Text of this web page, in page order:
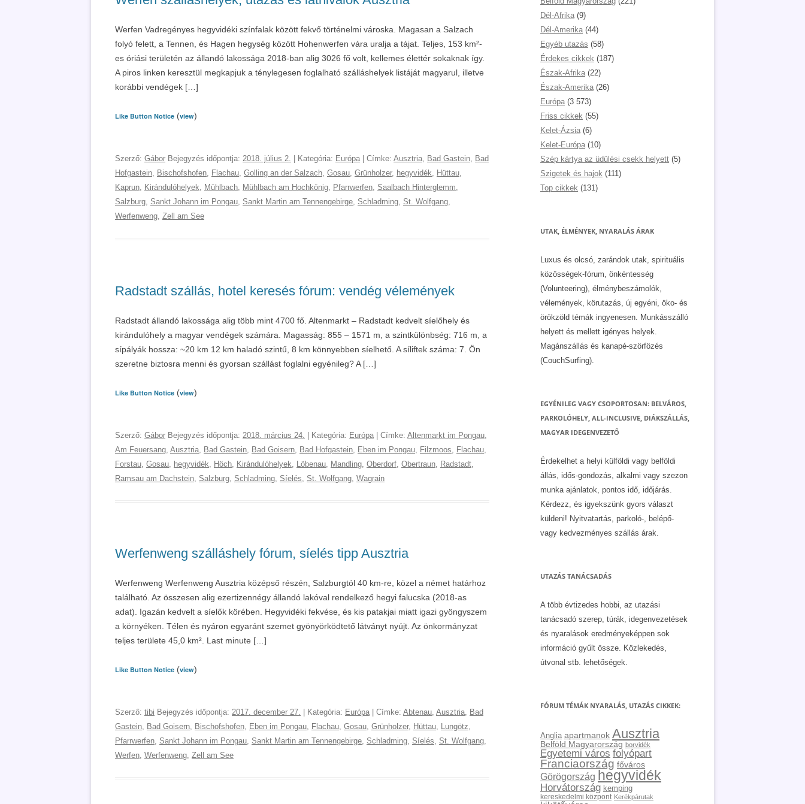
Werfen Vadregényes hegyvidéki színfalak között fekvő történelmi városka. Magasan a Salzach
folyó felett, a Tennen, és Hagen hegység között Hohenwerfen vára uralja a tájat. Teljes, 153 km²-
es óriási területén az állandó lakossága 2018-ban alig 3026 fő volt, kellemes élettér sokaknak így.
A piros linken keresztül megkapjuk a ténylegesen foglalható szálláshelyek listáját magyarul, illetve
korábbi vendégek […]
Like Button Notice (view)
Szerző: Gábor Bejegyzés időpontja: 2018. július 2. | Kategória: Európa | Címke: Ausztria, Bad Gastein, Bad
Hofgastein, Bischofshofen, Flachau, Golling an der Salzach, Gosau, Grünholzer, hegyvidék, Hüttau,
Kaprun, Kirándulóhelyek, Mühlbach, Mühlbach am Hochkönig, Pfarrwerfen, Saalbach Hinterglemm,
Salzburg, Sankt Johann im Pongau, Sankt Martin am Tennengebirge, Schladming, St. Wolfgang,
Werfenweng, Zell am See
Radstadt szállás, hotel keresés fórum: vendég vélemények
Radstadt állandó lakossága alig több mint 4700 fő. Altenmarkt – Radstadt kedvelt síelőhely és
kirándulóhely a magyar vendégek számára. Magasság: 855 – 1571 m, a szintkülönbség: 716 m, a
sípályák hossza: ~20 km 12 km haladó szintű, 8 km könnyebben síelhető. A síliftek száma: 7. Ön
szeretne biztosra menni és gyorsan szállást foglalni egyénileg? A […]
Like Button Notice (view)
Szerző: Gábor Bejegyzés időpontja: 2018. március 24. | Kategória: Európa | Címke: Altenmarkt im Pongau,
Am Feuersang, Ausztria, Bad Gastein, Bad Goisern, Bad Hofgastein, Eben im Pongau, Filzmoos, Flachau,
Forstau, Gosau, hegyvidék, Höch, Kirándulóhelyek, Löbenau, Mandling, Oberdorf, Obertraun, Radstadt,
Ramsau am Dachstein, Salzburg, Schladming, Síelés, St. Wolfgang, Wagrain
Werfenweng szálláshely fórum, síelés tipp Ausztria
Werfenweng Werfenweng Ausztria középső részén, Salzburgtól 40 km-re, közel a német határhoz
található. Az összesen alig ezertizennégy állandó lakóval rendelkező hegyi falucska (2018-as
adat). Igazán kedvelt a síelők körében. Hegyvidéki fekvése, és kis patakjai miatt igazi gyöngyszem
a környéken. Télen és nyáron egyaránt szemet gyönyörködtető látványt nyújt. Az önkormányzat
teljes területe 45,0 km². Last minute […]
Like Button Notice (view)
Szerző: tibi Bejegyzés időpontja: 2017. december 27. | Kategória: Európa | Címke: Abtenau, Ausztria, Bad
Gastein, Bad Goisern, Bischofshofen, Eben im Pongau, Flachau, Gosau, Grünholzer, Hüttau, Lungötz,
Pfarrwerfen, Sankt Johann im Pongau, Sankt Martin am Tennengebirge, Schladming, Síelés, St. Wolfgang,
Werfen, Werfenweng, Zell am See
Dél-Afrika (9)
Dél-Amerika (44)
Egyéb utazás (58)
Érdekes cikkek (187)
Észak-Afrika (22)
Észak-Amerika (26)
Európa (3 573)
Friss cikkek (55)
Kelet-Ázsia (6)
Kelet-Európa (10)
Szép kártya az üdülési csekk helyett (5)
Szigetek és hajok (111)
Top cikkek (131)
UTAK, ÉLMÉNYEK, NYARALÁS ÁRAK
Luxus és olcsó, zarándok utak, spirituális
közösségek-fórum, önkéntesség
(Volunteering), élménybeszámolók,
vélemények, körutazás, új egyéni, öko- és
örökzöld témák ingyenesen. Munkásszálló
helyett és mellett igényes helyek.
Magánszállás és kanapé-szörfözés
(CouchSurfing).
EGYÉNILEG VAGY CSOPORTOSAN: BELVÁROS,
PARKOLÓHELY, ALL-INCLUSIVE, DIÁKSZÁLLÁS,
MAGYAR IDEGENVEZETŐ
Érdekelhet a helyi külföldi vagy belföldi
állás, idős-gondozás, alkalmi vagy szezon
munka ajánlatok, pontos idő, időjárás.
Kérdezz, és igyekszünk gyors választ
küldeni! Nyitvatartás, parkoló-, belépő-
vagy kedvezményes szállás árak.
UTAZÁS TANÁCSADÁS
A több évtizedes hobbi, az utazási
tanácsadó szerep, túrák, idegenvezetések
és nyaralások eredményeképpen sok
információ gyűlt össze. Közlekedés,
útvonal stb. lehetőségek.
FÓRUM TÉMÁK NYARALÁS, UTAZÁS CIKKEK:
Anglia apartmanok Ausztria
Belföld Magyarország borvidék
Egyetemi város folyópart
Franciaország főváros
Görögország hegyvidék
Horvátország kemping
kereskedelmi központ Kerékpárutak